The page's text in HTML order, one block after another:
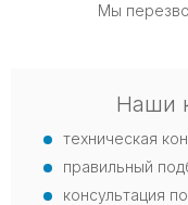
Мы
Наши
техническая
правильный
консультация